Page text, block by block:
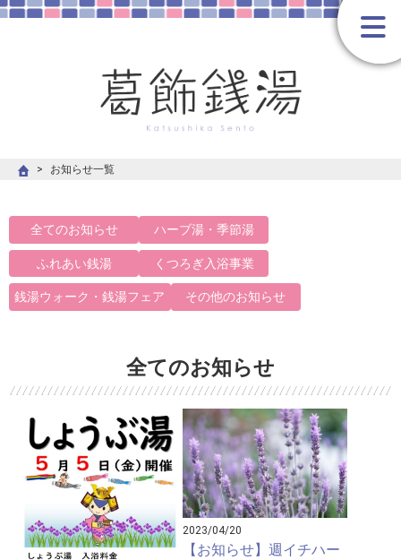
お知らせ一覧
全てのお知らせ ハーブ湯・季節湯
ふれあい銭湯 くつろぎ入浴事業
銭湯ウォーク・銭湯フェア その他のお知らせ
全てのお知らせ
2023/04/20
【お知らせ】週イチハー